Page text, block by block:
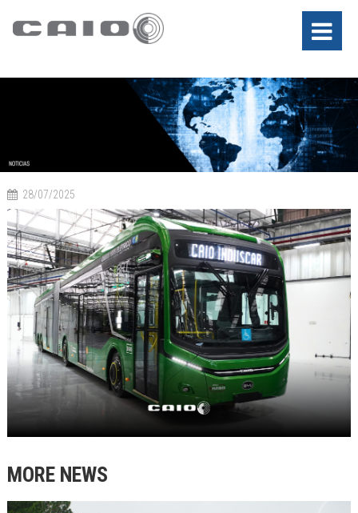
28/07/2025
MORE NEWS